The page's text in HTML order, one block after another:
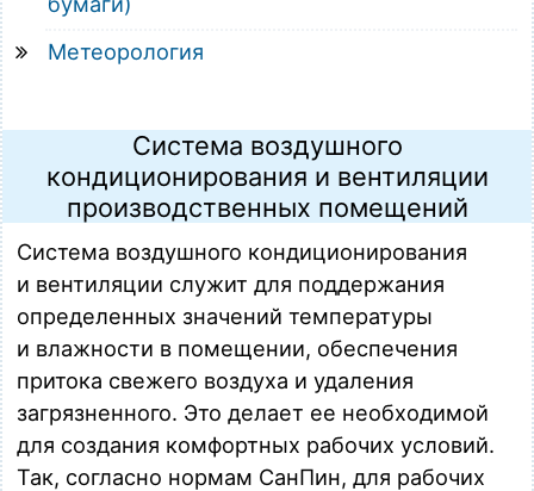
Метеорология
Система воздушного
кондиционирования и вентиляции
производственных помещений
Система воздушного кондиционирования
и вентиляции служит для поддержания
определенных значений температуры
и влажности в помещении, обеспечения
притока свежего воздуха и удаления
загрязненного. Это делает ее необходимой
для создания комфортных рабочих условий.
Так, согласно нормам СанПин, для рабочих